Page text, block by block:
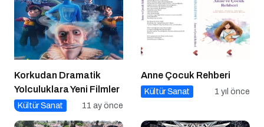
Korkudan Dramatik
Yolculuklara Yeni Filmler
Kültür Sanat 11 ay önce
Anne Çocuk Rehberi
Kültür Sanat 1 yıl önce